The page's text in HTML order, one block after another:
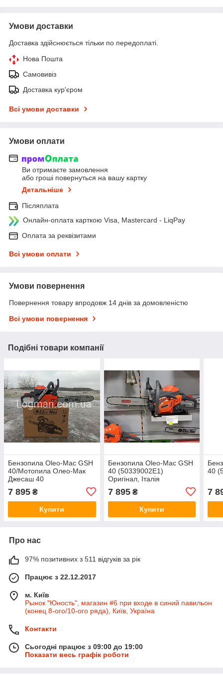
Умови доставки
Доставка здійснюється тільки по передоплаті.
Нова Пошта
Самовивіз
Доставка кур'єром
Всі умови доставки
Умови оплати
Ви отримаєте замовлення
або гроші повернуться на вашу картку
Детальніше
Післяплата
Онлайн-оплата карткою Visa, Mastercard - LiqPay
Оплата за реквізитами
Всі умови оплати
Умови повернення
Повернення товару впродовж 14 днів за домовленістю
Всі умови повернення
Подібні товари компанії
Бензопила Oleo-Mac GSH
40/Мотопила Олео-Мак
Джесаш 40
7 895 ₴
Купити
Бензопила Oleo-Mac GSH
40 (50339002E1)
Оригінал, Італія
7 895₴
Купити
40
7
Про нас
97% позитивних з 511 відгуків за рік
Працює з 22.12.2017
м. Київ
Рынок "Юность", магазин #6 при входе в синий павильон
(конец 8-ого/10-ого ряда), Київ, Україна
Контакти
Сьогодні працює з 09:00 до 19:00
Показати весь графік роботи